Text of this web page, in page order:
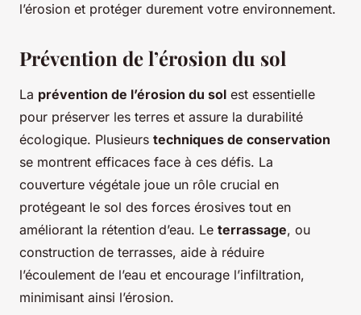
l’érosion et protéger durement votre environnement.
Prévention de l’érosion du sol
La prévention de l’érosion du sol est essentielle
pour préserver les terres et assure la durabilité
écologique. Plusieurs techniques de conservation
se montrent efficaces face à ces défis. La
couverture végétale joue un rôle crucial en
protégeant le sol des forces érosives tout en
améliorant la rétention d’eau. Le terrassage, ou
construction de terrasses, aide à réduire
l’écoulement de l’eau et encourage l’infiltration,
minimisant ainsi l’érosion.